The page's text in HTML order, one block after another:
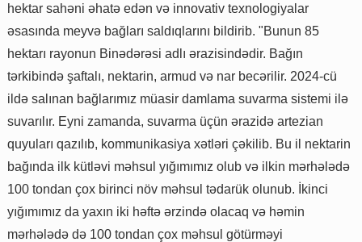
hektar sahəni əhatə edən və innovativ texnologiyalar
əsasında meyvə bağları saldıqlarını bildirib. "Bunun 85
hektarı rayonun Binədərəsi adlı ərazisindədir. Bağın
tərkibində şaftalı, nektarin, armud və nar becərilir. 2024-cü
ildə salınan bağlarımız müasir damlama suvarma sistemi ilə
suvarılır. Eyni zamanda, suvarma üçün ərazidə artezian
quyuları qazılıb, kommunikasiya xətləri çəkilib. Bu il nektarin
bağında ilk kütləvi məhsul yığımımız olub və ilkin mərhələdə
100 tondan çox birinci növ məhsul tədarük olunub. İkinci
yığımımız da yaxın iki həftə ərzində olacaq və həmin
mərhələdə də 100 tondan çox məhsul götürməyi